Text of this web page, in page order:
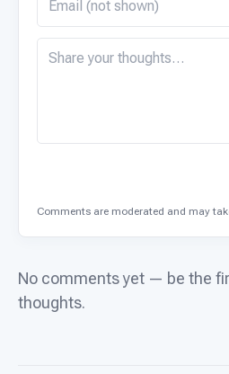
Comments are moderated and may
No comments yet — be the
thoughts.